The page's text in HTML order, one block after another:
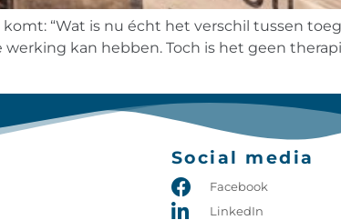
“Wat is nu écht het verschil tussen
kan hebben. Toch is het geen
Social media
Facebook
LinkedIn